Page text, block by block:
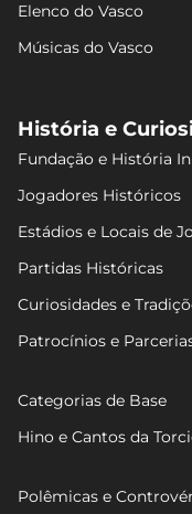
Elenco do Vasco
Músicas do Vasco
História e
Fundação e História
Jogadores Históricos
Estádios e Locais de
Partidas Históricas
Curiosidades e
Patrocínios e
Categorias de Base
Hino e Cantos da
Polêmicas e